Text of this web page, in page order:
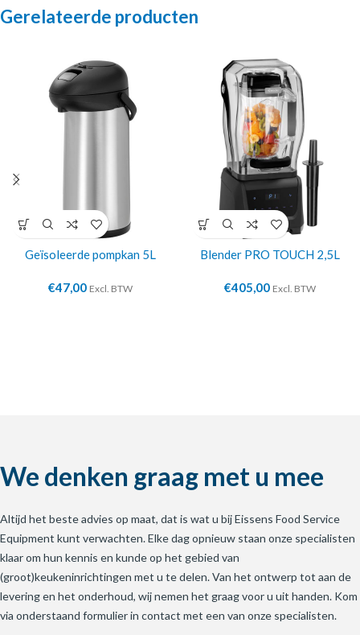
Gerelateerde producten
Geïsoleerde pompkan 5L
€47,00 Excl. BTW
Blender PRO TOUCH 2,5L
€405,00 Excl. BTW
We denken graag met u mee
Altijd het beste advies op maat, dat is wat u bij Eissens Food Service
Equipment kunt verwachten. Elke dag opnieuw staan onze specialisten
klaar om hun kennis en kunde op het gebied van
(groot)keukeninrichtingen met u te delen. Van het ontwerp tot aan de
levering en het onderhoud, wij nemen het graag voor u uit handen. Kom
via onderstaand formulier in contact met een van onze specialisten.